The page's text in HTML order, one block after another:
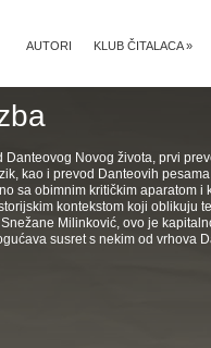
KLUB ČITALACA»
AUTORI
Danteovog Novog života, prvi
kao i prevod Danteovih
sa obimnim kritičkim aparatom i
kontekstom koji oblikuju
Milinković, ovo je
susret s nekim od vrhova